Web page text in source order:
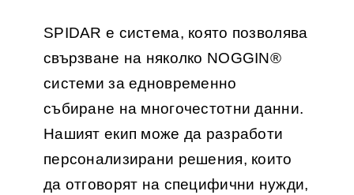
SPIDAR е система, която позволява
свързване на няколко NOGGIN®
системи за едновременно
събиране на многочестотни данни.
Нашият екип може да разработи
персонализирани решения, които
да отговорят на специфични нужди,